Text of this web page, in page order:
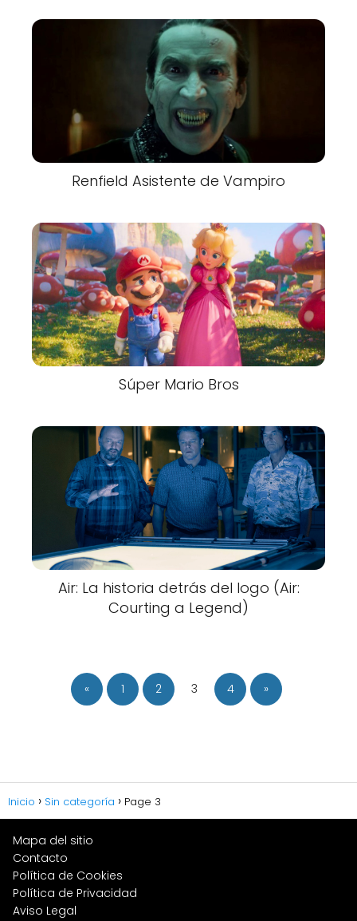
Renfield Asistente de Vampiro
Súper Mario Bros
Air: La historia detrás del logo (Air:
Courting a Legend)
« 1 2 3 4 »
Inicio Sin categoría Page 3
Mapa del sitio
Contacto
Política de Cookies
Política de Privacidad
Aviso Legal